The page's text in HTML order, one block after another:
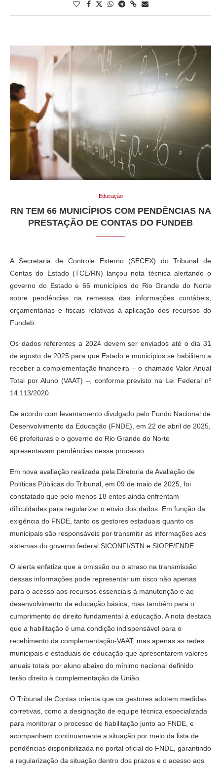
Educação
RN TEM 66 MUNICÍPIOS COM PENDÊNCIAS NA
PRESTAÇÃO DE CONTAS DO FUNDEB
A Secretaria de Controle Externo (SECEX) do Tribunal de
Contas do Estado (TCE/RN) lançou nota técnica alertando o
governo do Estado e 66 municípios do Rio Grande do Norte
sobre pendências na remessa das informações contábeis,
orçamentárias e fiscais relativas à aplicação dos recursos do
Fundeb.
Os dados referentes a 2024 devem ser enviados até o dia 31
de agosto de 2025 para que Estado e municípios se habilitem a
receber a complementação financeira – o chamado Valor Anual
Total por Aluno (VAAT) –, conforme previsto na Lei Federal nº
14.113/2020.
De acordo com levantamento divulgado pelo Fundo Nacional de
Desenvolvimento da Educação (FNDE), em 22 de abril de 2025,
66 prefeituras e o governo do Rio Grande do Norte
apresentavam pendências nesse processo.
Em nova avaliação realizada pela Diretoria de Avaliação de
Políticas Públicas do Tribunal, em 09 de maio de 2025, foi
constatado que pelo menos 18 entes ainda enfrentam
dificuldades para regularizar o envio dos dados. Em função da
exigência do FNDE, tanto os gestores estaduais quanto os
municipais são responsáveis por transmitir as informações aos
sistemas do governo federal SICONFI/STN e SIOPE/FNDE.
O alerta enfatiza que a omissão ou o atraso na transmissão
dessas informações pode representar um risco não apenas
para o acesso aos recursos essenciais à manutenção e ao
desenvolvimento da educação básica, mas também para o
cumprimento do direito fundamental à educação. A nota destaca
que a habilitação é uma condição indispensável para o
recebimento da complementação-VAAT, mas apenas as redes
municipais e estaduais de educação que apresentarem valores
anuais totais por aluno abaixo do mínimo nacional definido
terão direito à complementação da União.
O Tribunal de Contas orienta que os gestores adotem medidas
corretivas, como a designação de equipe técnica especializada
para monitorar o processo de habilitação junto ao FNDE, e
acompanhem continuamente a situação por meio da lista de
pendências disponibilizada no portal oficial do FNDE, garantindo
a regularização da situação dentro dos prazos e o acesso aos